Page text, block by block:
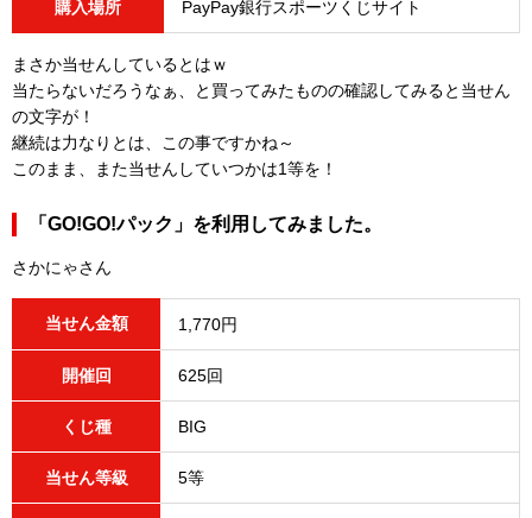
購入場所 PayPay銀行スポーツくじサイト
まさか当せんしているとはｗ
当たらないだろうなぁ、と買ってみたものの確認してみると当せん
の文字が！
継続は力なりとは、この事ですかね～
このまま、また当せんしていつかは1等を！
「GO!GO!パック」を利用してみました。
さかにゃさん
当せん金額 1,770円
開催回 625回
くじ種 BIG
当せん等級 5等